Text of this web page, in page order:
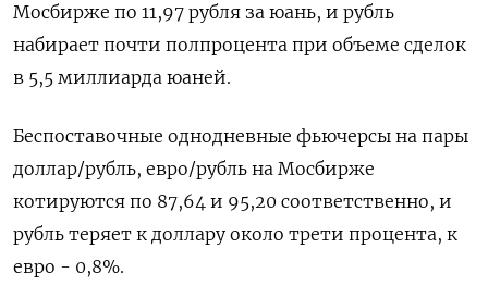
Мосбирже по 11,97 рубля за юань, и рубль
набирает почти полпроцента при объеме сделок
в 5,5 миллиарда юаней.
Беспоставочные однодневные фьючерсы на пары
доллар/рубль, евро/рубль на Мосбирже
котируются по 87,64 и 95,20 соответственно, и
рубль теряет к доллару около трети процента, к
евро - 0,8%.